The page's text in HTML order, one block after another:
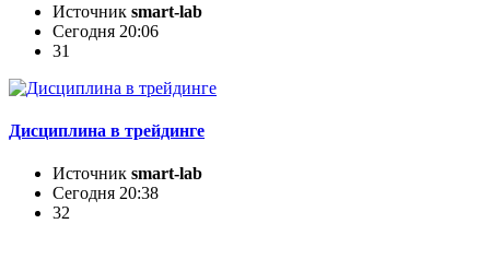
Источник smart-lab
Сегодня 20:06
31
Дисциплина в трейдинге
Источник smart-lab
Сегодня 20:38
32